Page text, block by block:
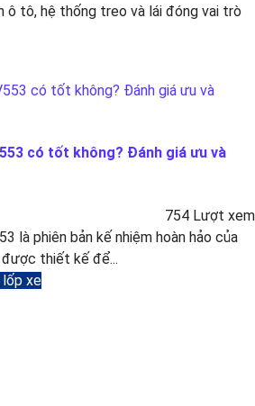
ô tô, hệ thống treo và lái đóng vai trò
có tốt không? Đánh giá ưu và
754 Lượt xem
là phiên bản kế nhiệm hoàn hảo của
thiết kế để...
xe